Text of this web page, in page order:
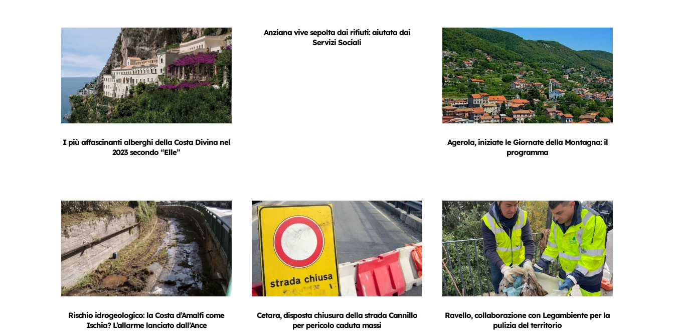
I più affascinanti alberghi della Costa Divina nel
2023 secondo “Elle”
Anziana vive sepolta dai rifiuti: aiutata dai
Servizi Sociali
Agerola, iniziate le Giornate della Montagna: il
programma
Rischio idrogeologico: la Costa d’Amalfi come
Ischia? L’allarme lanciato dall’Ance
Cetara, disposta chiusura della strada Cannillo
per pericolo caduta massi
Ravello, collaborazione con Legambiente per la
pulizia del territorio